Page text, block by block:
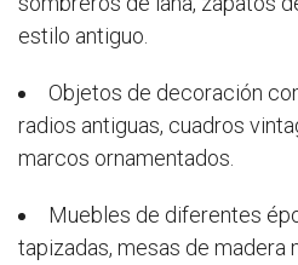
estilo antiguo.
Objetos de decoración
radios antiguas, cuadros
marcos ornamentados.
Muebles de diferentes
tapizadas, mesas de madera